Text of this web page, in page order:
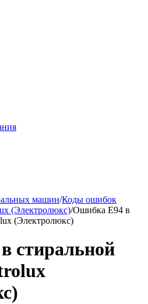
машин/Коды ошибок
(Электролюкс)/Ошибка Е94 в
(Электролюкс)
стиральной